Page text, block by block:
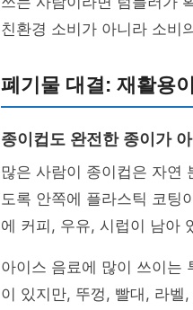
친환경 소비가 아니라 소비
폐기물 대결: 재활용
종이컵도 완전한 종이가
많은 사람이 종이컵은 자연
도록 안쪽에 플라스틱 코팅
에 커피, 우유, 시럽이 남아
아이스 음료에 많이 쓰이는
이 있지만, 뚜껑, 빨대, 라벨